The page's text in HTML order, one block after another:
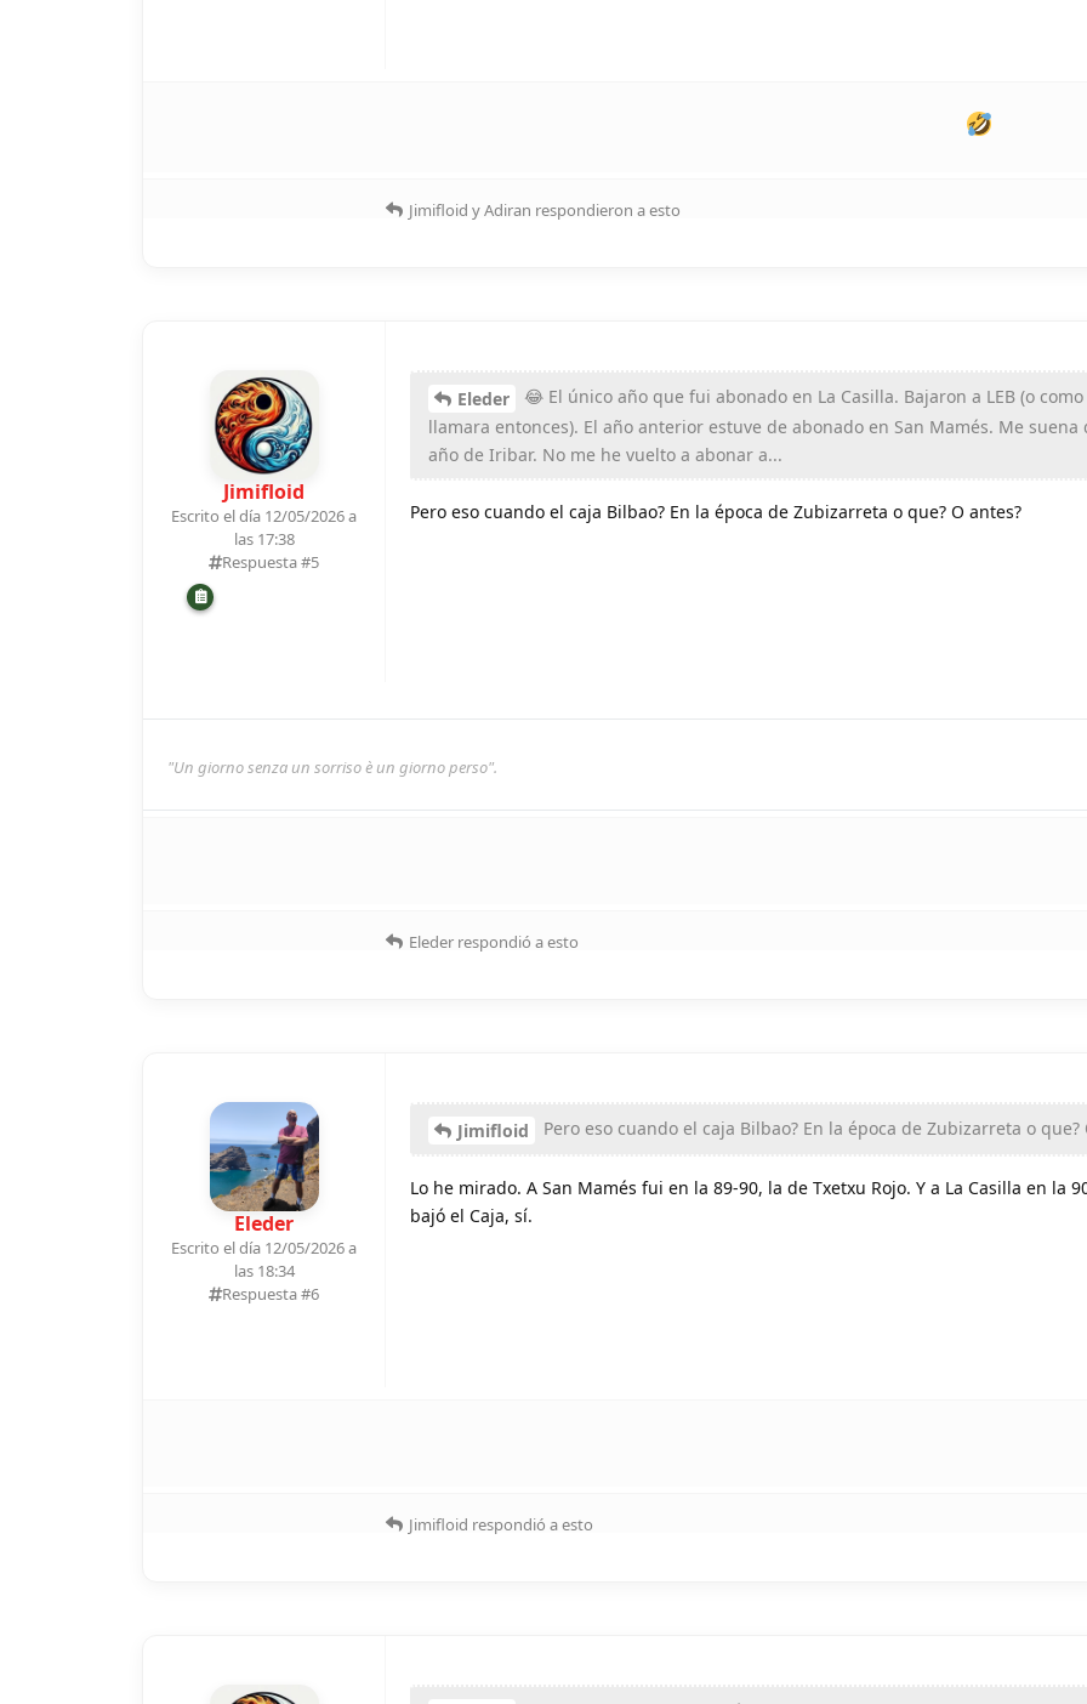
Jimifloid yAdiran respondieron a esto
Jimifloid
Escrito el día 12/05/2026 a
las 17:38
Respuesta #5
Eleder
😂 El único año que fui abonado en La Casilla. Bajaron a LEB (o como
llamara entonces). El año anterior estuve de abonado en San Mamés. Me suena
año de Iribar. No me he vuelto a abonar a...
Pero eso cuando el caja Bilbao? En la época de Zubizarreta o que? O antes?
"Un giorno senza un sorriso è un giorno perso".
Eleder respondió a esto
Eleder
Escrito el día 12/05/2026 a
las 18:34
Respuesta #6
Jimifloid Pero eso cuando el caja Bilbao? En la época de Zubizarreta o que?
Lo he mirado. A San Mamés fui en la 89-90, la de Txetxu Rojo. Y a La Casilla en la
bajó el Caja, sí.
Jimifloid respondió a esto